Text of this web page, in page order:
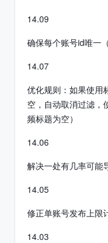
14.09
确保每个账号id唯一
14.07
优化规则：如果使用
空，自动取消过滤，
频标题为空）
14.06
解决一处有几率可能
14.05
修正单账号发布上限
14.03